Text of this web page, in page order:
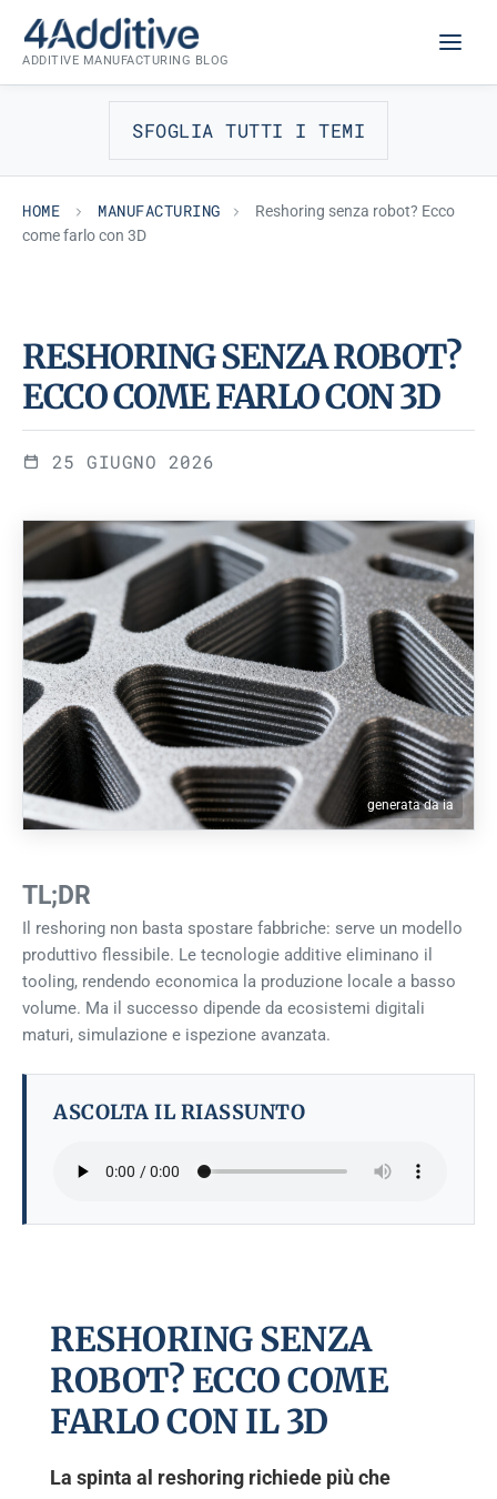
content
ADDITIVE MANUFACTURING BLOG
SFOGLIA TUTTI I TEMI
HOME MANUFACTURING
Reshoring senza robot? Ecco
come farlo con 3D
MANUFACTURING
RESHORING SENZA ROBOT?
ECCO COME FARLO CON 3D
25 GIUGNO 2026
generata da ia
TL;DR
Il reshoring non basta spostare fabbriche: serve un modello
produttivo flessibile. Le tecnologie additive eliminano il
tooling, rendendo economica la produzione locale a basso
volume. Ma il successo dipende da ecosistemi digitali
maturi, simulazione e ispezione avanzata.
ASCOLTA IL RIASSUNTO
RESHORING SENZA
ROBOT? ECCO COME
FARLO CON IL 3D
La spinta al reshoring richiede più che